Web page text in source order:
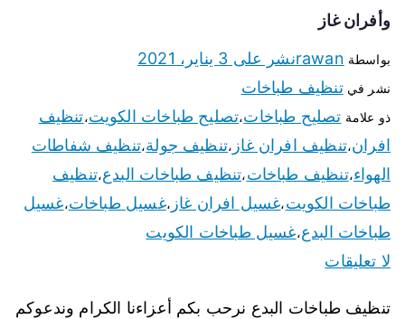
وأفران غاز
بواسطة rawanنشر على 3 يناير، 2021
نشر فيتنظيف طباخات
ذو علامة تصليح طباخات،تصليح طباخات الكويت،تنظيف
افران،تنظيف افران غاز ،تنظيف جولة،تنظيف شفاطات
الهواء،تنظيف طباخات،تنظيف طباخات البدع،تنظيف
طباخات الكويت،غسيل افران غاز ،غسيل طباخات،غسيل
طباخات البدع،غسيل طباخات الكويت
لا تعليقات
تنظيف طباخات البدع نرحب بكم أعزاءنا الكرام وندعوكم